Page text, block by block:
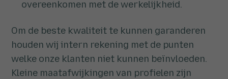
overeenkomen met de werkelijkheid.
Om de beste kwaliteit te kunnen garanderen
houden wij intern rekening met de punten
welke onze klanten niet kunnen beïnvloeden.
Kleine maatafwijkingen van profielen zijn